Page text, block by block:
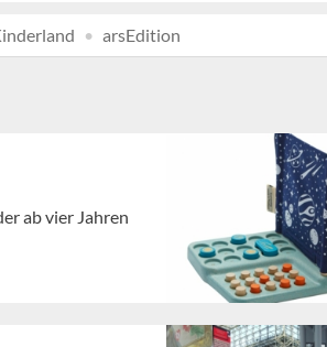
arsEdition
ab vier Jahren